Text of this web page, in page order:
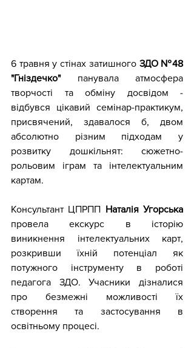
6 травня у стінах затишного ЗДО №48
"Гніздечко" панувала атмосфера
творчості та обміну досвідом -
відбувся цікавий семінар-практикум,
присвячений, здавалося б, двом
абсолютно різним підходам у
розвитку дошкільнят: сюжетно-
рольовим іграм та інтелектуальним
картам.
Консультант ЦПРПП Наталія Угорська
провела екскурс в історію
виникнення інтелектуальних карт,
розкривши їхній потенціал як
потужного інструменту в роботі
педагога ЗДО. Учасники дізналися
про безмежні можливості їх
створення та застосування в
освітньому процесі.